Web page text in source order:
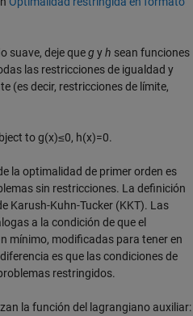
suave, deje queg yh sean funciones
las restricciones de igualdad y
(es decir, restricciones de límite,
tog(x)≤0, h(x)=0.
la optimalidad de primer orden es
sin restricciones. La definición
Karush-Kuhn-Tucker (KKT). Las
a la condición de que el
mínimo, modificadas para tener en
es que las condiciones de
restringidos.
la función del lagrangiano auxiliar: